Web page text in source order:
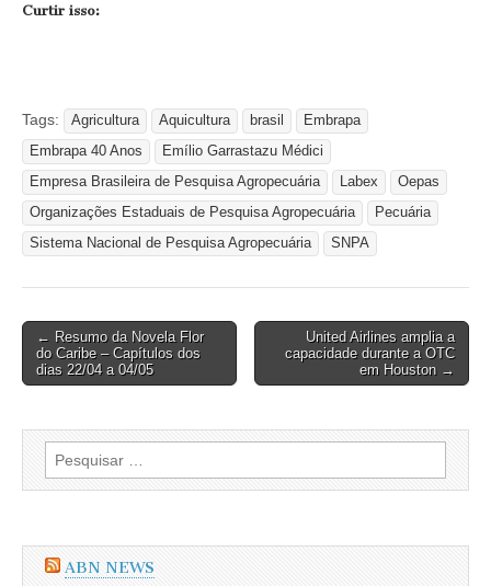
Curtir isso:
Tags: Agricultura Aquicultura brasil
Embrapa
Embrapa 40 Anos
Emílio Garrastazu Médici
Empresa Brasileira de Pesquisa Agropecuária
Labex
Oepas
Organizações Estaduais de Pesquisa Agropecuária
Pecuária
Sistema Nacional de Pesquisa Agropecuária
SNPA
Post
navigation
← Resumo da Novela Flor
do Caribe – Capítulos dos
dias 22/04 a 04/05
United Airlines amplia a
capacidade durante a OTC
em Houston →
Pesquisar
por:
ABN NEWS